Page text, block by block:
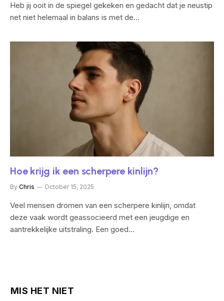
Heb jij ooit in de spiegel gekeken en gedacht dat je neustip
net niet helemaal in balans is met de…
Hoe krijg ik een scherpere kinlijn?
By Chris October 15, 2025
Veel mensen dromen van een scherpere kinlijn, omdat
deze vaak wordt geassocieerd met een jeugdige en
aantrekkelijke uitstraling. Een goed…
MIS HET NIET